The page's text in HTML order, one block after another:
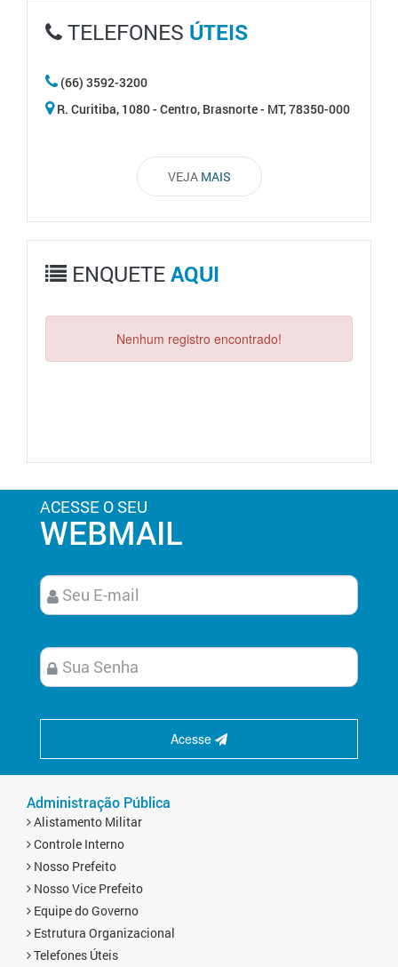
TELEFONES ÚTEIS
(66) 3592-3200
R. Curitiba, 1080 - Centro, Brasnorte - MT, 78350-000
VEJA MAIS
ENQUETEAQUI
Nenhum registro encontrado!
ACESSE O SEU
WEBMAIL
Acesse
Administração Pública
Alistamento Militar
Controle Interno
Nosso Prefeito
Nosso Vice Prefeito
Equipe do Governo
Estrutura Organizacional
Telefones Úteis